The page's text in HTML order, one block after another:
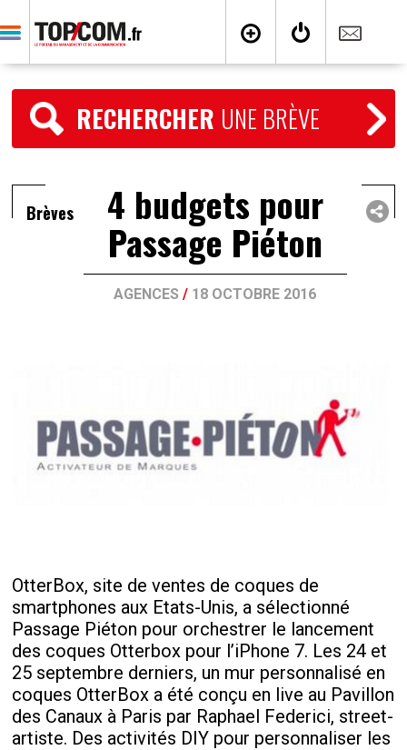
RECHERCHER UNE BRÈVE
Brèves 4 budgets pour
Passage Piéton
AGENCES / 18 OCTOBRE 2016
OtterBox, site de ventes de coques de
smartphones aux Etats-Unis, a sélectionné
Passage Piéton pour orchestrer le lancement
des coques Otterbox pour l’iPhone 7. Les 24 et
25 septembre derniers, un mur personnalisé en
coques OtterBox a été conçu en live au Pavillon
des Canaux à Paris par Raphael Federici, street-
artiste. Des activités DIY pour personnaliser les